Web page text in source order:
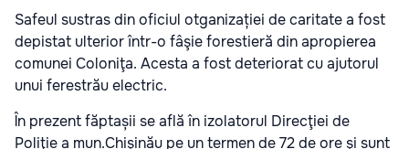
Safeul sustras din oficiul otganizației de caritate a fost
depistat ulterior într-o fâşie forestieră din apropierea
comunei Coloniţa. Acesta a fost deteriorat cu ajutorul
unui ferestrău electric.
În prezent făptașii se află în izolatorul Direcţiei de
Poliţie a mun.Chişinău pe un termen de 72 de ore şi sunt